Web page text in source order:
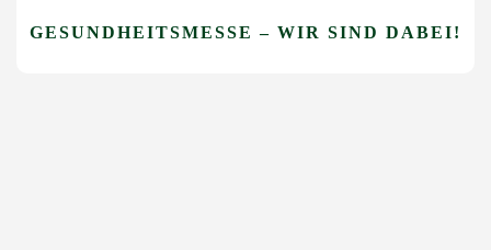
GESUNDHEITSMESSE – WIR SIND DABEI!